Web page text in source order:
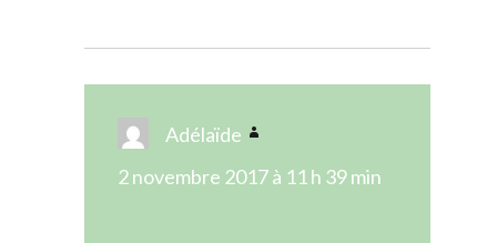
Adélaïde
2 novembre 2017 à 11 h 39 min